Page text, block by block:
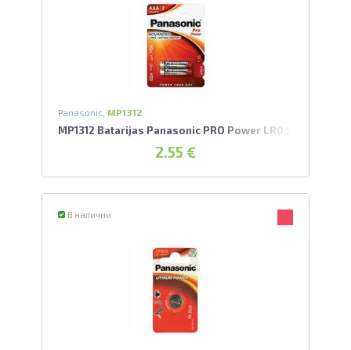
Panasonic, MP1312
MP1312 Batarijas Panasonic PRO Power LR03/2BP AAA
2.55 €
В наличии